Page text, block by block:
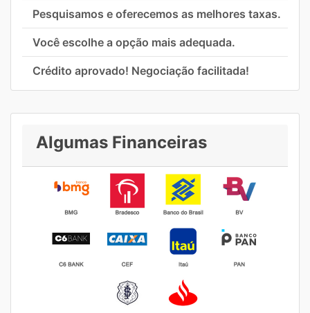
Pesquisamos e oferecemos as melhores taxas.
Você escolhe a opção mais adequada.
Crédito aprovado! Negociação facilitada!
Algumas Financeiras